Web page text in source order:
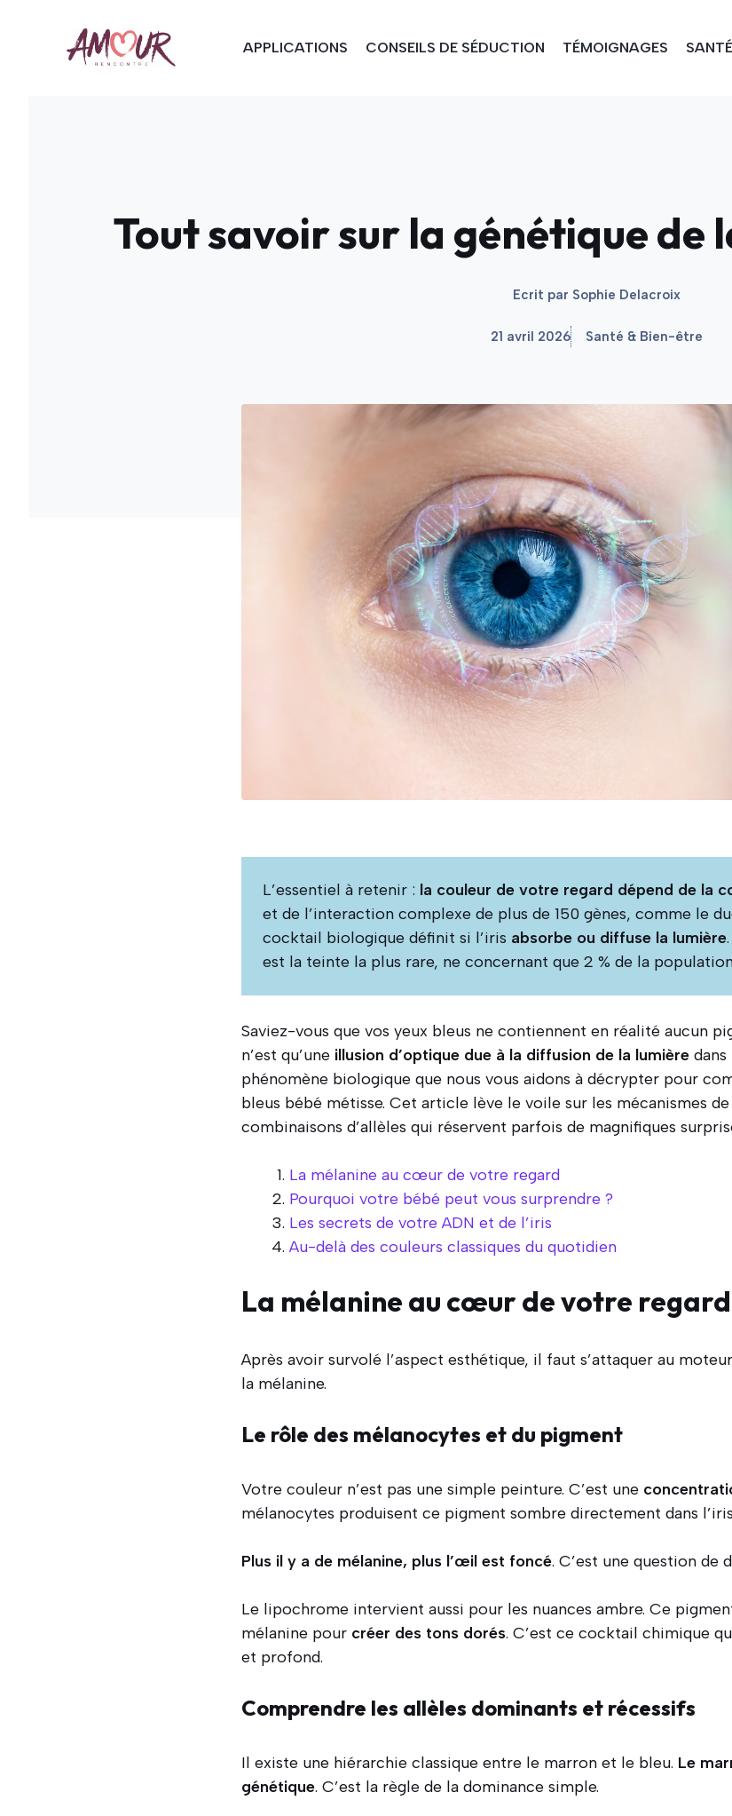
APPLICATIONS CONSEILS DE SÉDUCTION TÉMOIGNAGES
Tout savoir sur la génétique de
Ecrit par Sophie Delacroix
21 avril 2026 Santé & Bien-être
L’essentiel à retenir : la couleur de votre regard dépend de la
et de l’interaction complexe de plus de 150 gènes, comme le
cocktail biologique définit si l’iris absorbe ou diffuse la lumière.
est la teinte la plus rare, ne concernant que 2 % de la
Saviez-vous que vos yeux bleus ne contiennent en réalité aucun
n’est qu’une illusion d’optique due à la diffusion de la lumière
phénomène biologique que nous vous aidons à décrypter pour
bleus bébé métisse. Cet article lève le voile sur les mécanismes
combinaisons d’allèles qui réservent parfois de magnifiques
La mélanine au cœur de votre regard
Pourquoi votre bébé peut vous surprendre ?
Les secrets de votre ADN et de l’iris
Au-delà des couleurs classiques du quotidien
La mélanine au cœur de votre regard
Après avoir survolé l’aspect esthétique, il faut s’attaquer au
la mélanine.
Le rôle des mélanocytes et du pigment
Votre couleur n’est pas une simple peinture. C’est une
mélanocytes produisent ce pigment sombre directement dans
Plus il y a de mélanine, plus l’œil est foncé. C’est une question de
Le lipochrome intervient aussi pour les nuances ambre. Ce
mélanine pour créer des tons dorés. C’est ce cocktail chimique
et profond.
Comprendre les allèles dominants et récessifs
Il existe une hiérarchie classique entre le marron et le bleu. Le
génétique. C’est la règle de la dominance simple.